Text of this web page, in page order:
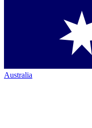
Australia